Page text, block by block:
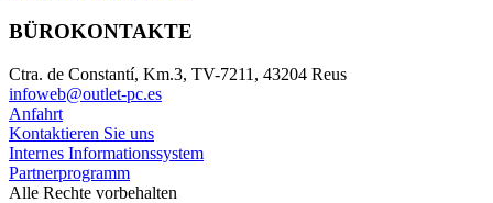
BÜROKONTAKTE
Ctra. de Constantí, Km.3, TV-7211, 43204 Reus
infoweb@outlet-pc.es
Anfahrt
Kontaktieren Sie uns
Internes Informationssystem
Partnerprogramm
Alle Rechte vorbehalten